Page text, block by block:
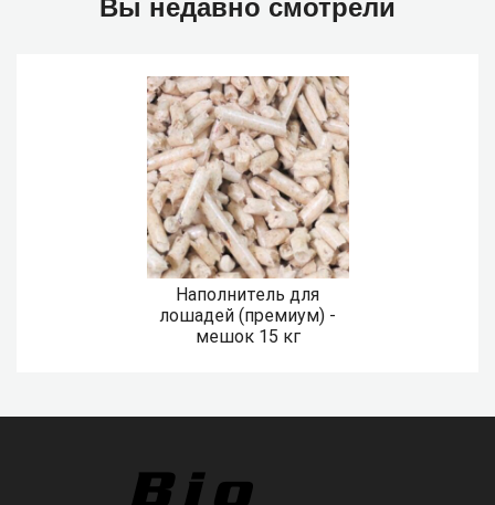
Наполнитель для
лошадей (премиум) -
мешок 15 кг